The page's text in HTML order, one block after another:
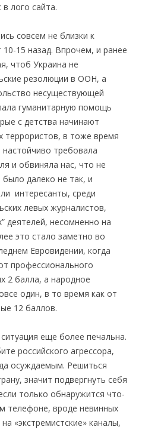
лого сайта.
совсем не близки к
15 назад. Впрочем, и ранее
чтоб Украина не
резолюции в ООН, а
несуществующей
гуманитарную помощь
с детства начинают
террористов, в тоже время
настойчиво требовала
и обвиняла нас, что не
далеко не так, и
интересанты, среди
левых журналистов,
деятелей, несомненно на
это стало заметно во
Евровидении, когда
профессионального
2 балла, а народное
один, в то время как от
12 баллов.
еще более печальна.
российского агрессора,
осуждаемым. Решиться
значит подвергнуть себя
только обнаружится что-
телефоне, вроде невинных
«экстремистские» каналы,